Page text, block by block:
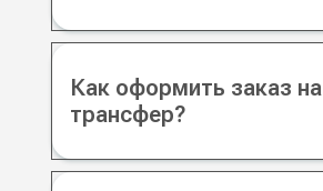
Как оформить заказ на
трансфер?